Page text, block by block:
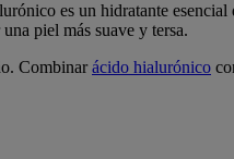
es un hidratante esencial
piel más suave y tersa.
Combinarácido hialurónico